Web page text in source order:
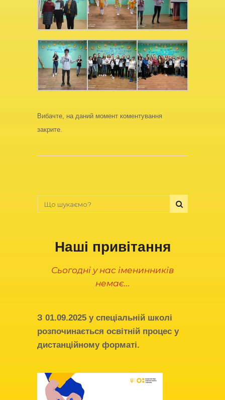
Вибачте, на даний момент коментування
закрите.
Наші привітання
Сьогодні у нас іменинників
немає...
З 01.09.2025 у спеціальній школі
розпочинається освітній процес у
дистанційному форматі.